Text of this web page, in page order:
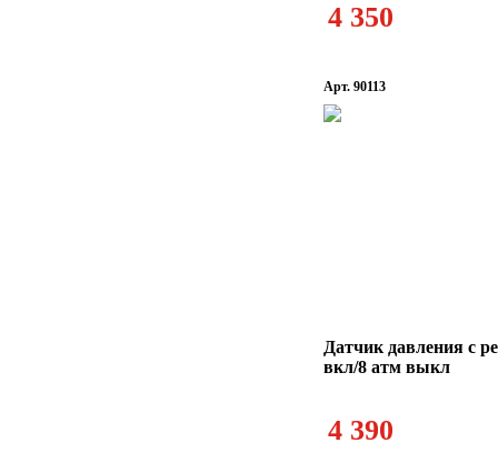
4 350
Арт. 90113
Датчик давления c
вкл/8 атм выкл
4 390